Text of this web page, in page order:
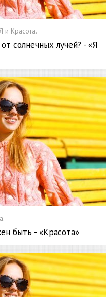
и Красота.
солнечных лучей? - «Я
быть - «Красота»